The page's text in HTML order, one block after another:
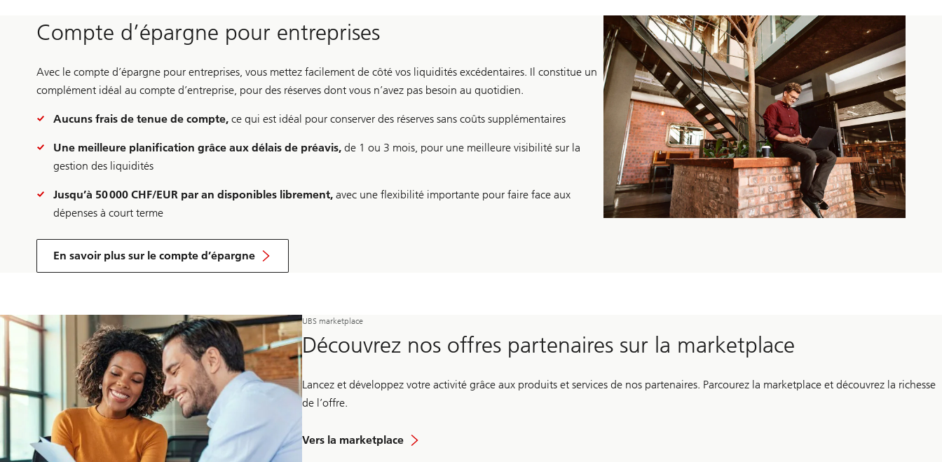
Compte d’épargne pour entreprises
Avec le compte d’épargne pour entreprises, vous mettez facilement de côté vos liquidités excédentaires. Il constitue un
complément idéal au compte d’entreprise, pour des réserves dont vous n’avez pas besoin au quotidien.
Aucuns frais de tenue de compte, ce qui est idéal pour conserver des réserves sans coûts supplémentaires
Une meilleure planification grâce aux délais de préavis, de 1 ou 3 mois, pour une meilleure visibilité sur la
gestion des liquidités
Jusqu’à 50 000 CHF/EUR par an disponibles librement, avec une flexibilité importante pour faire face aux
dépenses à court terme
En savoir plus sur le compte d’épargne
UBS marketplace
Découvrez nos offres partenaires sur la marketplace
Lancez et développez votre activité grâce aux produits et services de nos partenaires. Parcourez la marketplace et découvrez la richesse
de l’offre.
Vers la marketplace